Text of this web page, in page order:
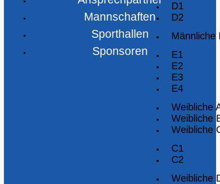
D1
D2
Männliche
E1
E2
E3
E4
Weibliche
Weibliche
Weibliche
C1
C2
Weibliche
Mannschaften
Sporthallen
Sponsoren